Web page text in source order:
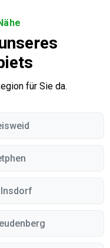
für Sie da.